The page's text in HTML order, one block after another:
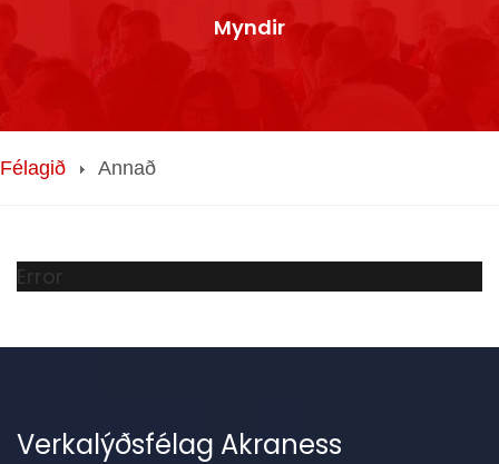
Myndir
Félagið Annað
Error
Verkalýðsfélag Akraness